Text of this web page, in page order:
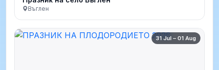
Въглен
31 Jul – 01 Aug